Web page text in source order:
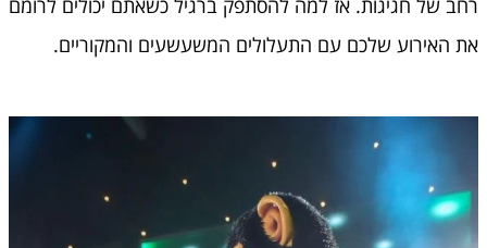
רחב של חגיגות. אז למה להסתפק ברגיל כשאתם יכולים לרומם
את האירוע שלכם עם התעלולים המשעשעים והמקוריים.